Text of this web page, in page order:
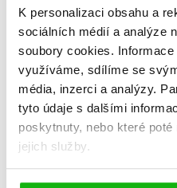
K personalizaci obsahu a
sociálních médií a analýze
soubory cookies.
využíváme, sdílíme se
média, inzerci a analýzy.
tyto údaje s dalšími
poskytnuty, nebo které
jejich služby.
Takhle zní vítězství
Matěj König
319 Kč399 Kč